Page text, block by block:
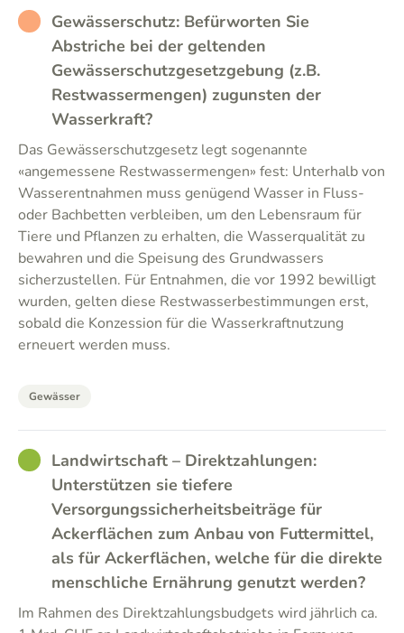
RATHER_BAD
Gewässerschutz: Befürworten Sie
Abstriche bei der geltenden
Gewässerschutzgesetzgebung (z.B.
Restwassermengen) zugunsten der
Wasserkraft?
Das Gewässerschutzgesetz legt sogenannte
«angemessene Restwassermengen» fest: Unterhalb von
Wasserentnahmen muss genügend Wasser in Fluss-
oder Bachbetten verbleiben, um den Lebensraum für
Tiere und Pflanzen zu erhalten, die Wasserqualität zu
bewahren und die Speisung des Grundwassers
sicherzustellen. Für Entnahmen, die vor 1992 bewilligt
wurden, gelten diese Restwasserbestimmungen erst,
sobald die Konzession für die Wasserkraftnutzung
erneuert werden muss.
Gewässer
GOODLandwirtschaft – Direktzahlungen:
Unterstützen sie tiefere
Versorgungssicherheitsbeiträge für
Ackerflächen zum Anbau von Futtermittel,
als für Ackerflächen, welche für die direkte
menschliche Ernährung genutzt werden?
Im Rahmen des Direktzahlungsbudgets wird jährlich ca.